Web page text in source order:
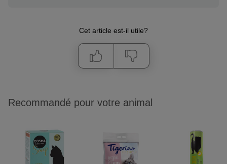
Cet article est-il utile?
Recommandé pour votre animal